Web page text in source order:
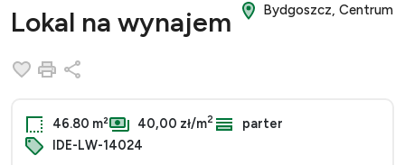
Lokal na wynajem Bydgoszcz, Centrum
Dodaj do ulubionych
Drukuj
46.80 m² 40,00 zł/m2
parter
IDE-LW-14024